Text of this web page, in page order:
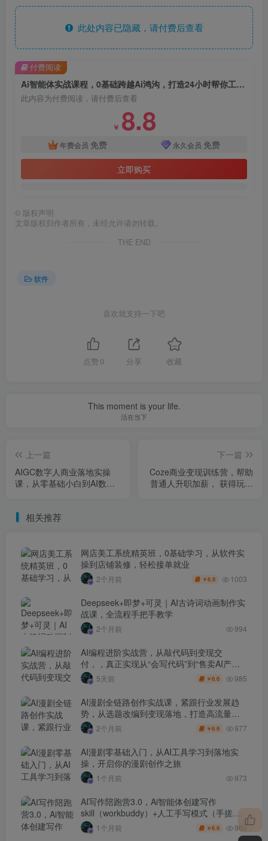
此处内容已隐藏，请付费后查看
Ai智能体实战课程，0基础跨越Ai鸿沟，打造24小时帮你工作的Ai员工，打破常规，以实战定义Ai
此内容为付费阅读，请付费后查看
￥ 8.8
年费会员 免费 永久会员 免费
立即购买
付费阅读
© 版权声明
文章版权归作者所有，未经允许请勿转载。
THE END
软件
喜欢就支持一下吧
点赞 0 分享 收藏
This moment is your life.
活在当下
上一篇
AIGC数字人商业落地实操
课，从零基础小白到AI数字
下一篇
Coze商业变现训练营，帮助
普通人升职加薪， 获得玩法
相关推荐
网店美工系统精英班，0基础学习，从软件实
操到店铺装修，轻松接单就业
2个月前 ￥6.6 1003
Deepseek+即梦+可灵｜AI古诗词动画制作实
战课，全流程手把手教学
2个月前 994
AI编程进阶实战营，从敲代码到变现交
付，，真正实现从“会写代码”到“售卖AI产品
盈利”的跨越
5天前 ￥6.6 985
AI漫剧全链路创作实战课，紧跟行业发展趋
势，从选题改编到变现落地，打造高流量优
质作品2个月前 ￥6.6 977
AI漫剧零基础入门，从AI工具学习到落地实
操，开启你的漫剧创作之旅
1个月前 973
AI写作陪跑营3.0，Ai智能体创建写作
skill（workbuddy）+人工手写模式（手搓模
式），去除AI痕迹（头条号、公众号、百家
号）
1个月前 ￥6.6 968